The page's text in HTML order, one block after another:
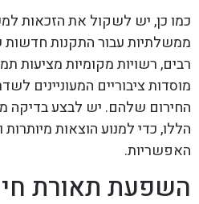
כמו כן, יש לשקול את הזכאות
ממשלתיות עבור התקנות חדשות
רבים, רשויות מקומיות מציעות
מוסדות ציבוריים המעוניינים
החירום שלהם. יש לבצע בדיקה
הללו, כדי למנוע הוצאות
האפשריות.
השפעת תאורת